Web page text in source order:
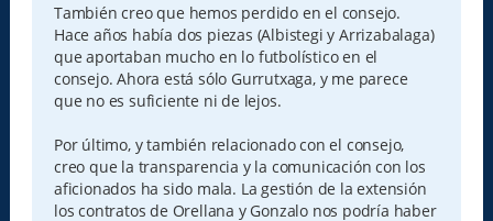
También creo que hemos perdido en el consejo.
Hace años había dos piezas (Albistegi y Arrizabalaga)
que aportaban mucho en lo futbolístico en el
consejo. Ahora está sólo Gurrutxaga, y me parece
que no es suficiente ni de lejos.
Por último, y también relacionado con el consejo,
creo que la transparencia y la comunicación con los
aficionados ha sido mala. La gestión de la extensión
los contratos de Orellana y Gonzalo nos podría haber